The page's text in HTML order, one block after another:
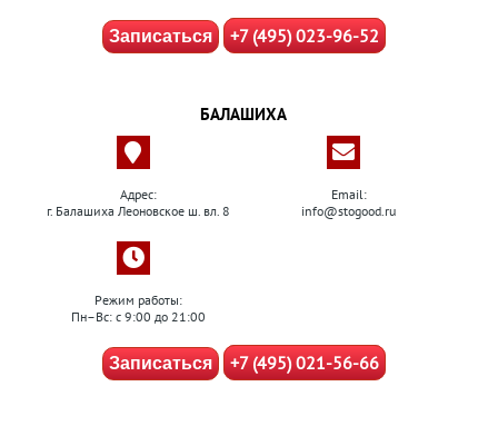
Записаться +7 (495) 023-96-52
БАЛАШИХА
Адрес:
г. Балашиха Леоновское ш. вл. 8
Email:
info@stogood.ru
Режим работы:
Пн–Вс: с 9:00 до 21:00
Записаться +7 (495) 021-56-66